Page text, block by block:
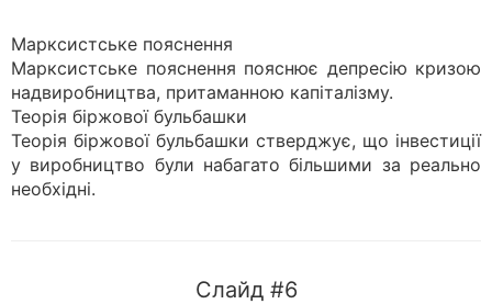
Марксистське пояснення
Марксистське пояснення пояснює депресію кризою
надвиробництва, притаманною капіталізму.
Теорія біржової бульбашки
Теорія біржової бульбашки стверджує, що інвестиції
у виробництво були набагато більшими за реально
необхідні.
Слайд #6